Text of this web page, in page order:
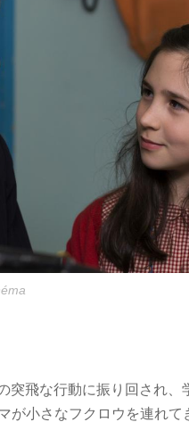
突飛な行動に振り回され、
が小さなフクロウを連れて